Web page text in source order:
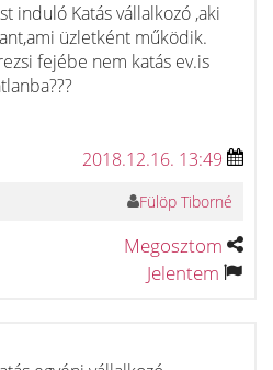
induló Katás vállalkozó ,aki
üzletként működik.
fejébe nem katás ev.is
2018.12.16. 13:49
Fülöp Tiborné
Megosztom
Jelentem